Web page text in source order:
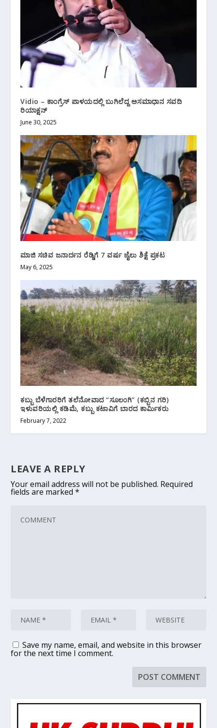
Vidio – ಕಾಂಗ್ರೆಸ್ ಪಾಳಯದಲ್ಲಿ ಬುಗಿಲೆದ್ದ ಅಸಮಾಧಾನ ಸವದಿ
ರಿಯಾಕ್ಷನ್
June 30, 2025
ಮಾಜಿ ಸಚಿವ ಜನಾರ್ದನ ರೆಡ್ಡಿಗೆ 7 ವರ್ಷ ಜೈಲು ಶಿಕ್ಷೆ ಪ್ರಕಟ
May 6, 2025
ಕಬ್ಬು ಬೆಳೆಗಾರರಿಗೆ ತಲೆನೋವಾದ “ಸೂಲಂಗಿ” (ಕಬ್ಬಿನ ಗರಿ)
ಇಳುವರಿಯಲ್ಲಿ ಕಡಿಮೆ, ಕಬ್ಬು ಕಟಾವಿಗೆ ಬಾರದ ಕಾರ್ಮಿಕರು
February 7, 2022
LEAVE A REPLY
Your email address will not be published. Required
fields are marked*
Save my name, email, and website in this browser
for the next time I comment.